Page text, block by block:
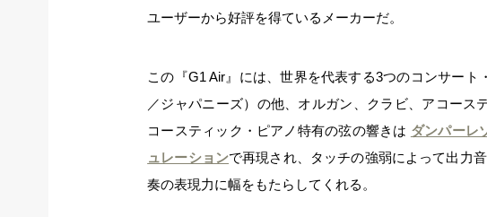
ユーザーから好評を得ているメーカーだ。
この『G1 Air』には、世界を代表する3つのコンサー
／ジャパニーズ）の他、オルガン、クラビ、アコース
コースティック・ピアノ特有の弦の響きは ダンパーレ
ュレーションで再現され、タッチの強弱によって出力
奏の表現力に幅をもたらしてくれる。